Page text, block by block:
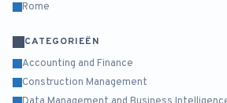
Rome
CATEGORIEËN
Accounting and Finance
Construction Management